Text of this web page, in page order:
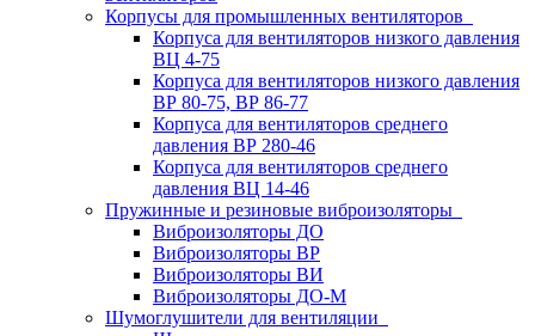
Корпусы для промышленных вентиляторов
Корпуса для вентиляторов низкого давления
ВЦ 4-75
Корпуса для вентиляторов низкого давления
ВР 80-75, ВР 86-77
Корпуса для вентиляторов среднего
давления ВР 280-46
Корпуса для вентиляторов среднего
давления ВЦ 14-46
Пружинные и резиновые виброизоляторы
Виброизоляторы ДО
Виброизоляторы ВР
Виброизоляторы ВИ
Виброизоляторы ДО-М
Шумоглушители для вентиляции